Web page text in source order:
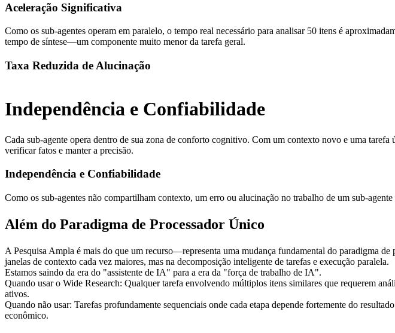
Aceleração Significativa
Como os sub-agentes operam em paralelo, o tempo real necessário para analisar 50 itens é
tempo de síntese—um componente muito menor da tarefa geral.
Taxa Reduzida de Alucinação
Independência e Confiabilidade
Cada sub-agente opera dentro de sua zona de conforto cognitivo. Com um contexto novo e uma
verificar fatos e manter a precisão.
Independência e Confiabilidade
Como os sub-agentes não compartilham contexto, um erro ou alucinação no trabalho de um sub-
Além do Paradigma de Processador Único
A Pesquisa Ampla é mais do que um recurso—representa uma mudança fundamental do paradigma
janelas de contexto cada vez maiores, mas na decomposição inteligente de tarefas e execução paralela.
Estamos saindo da era do "assistente de IA" para a era da "força de trabalho de IA".
Quando usar o Wide Research: Qualquer tarefa envolvendo múltiplos itens similares que requerem
ativos.
Quando não usar: Tarefas profundamente sequenciais onde cada etapa depende fortemente do
econômico.